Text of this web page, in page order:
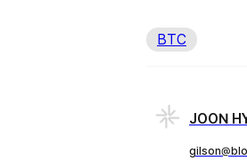
BTC
JOON